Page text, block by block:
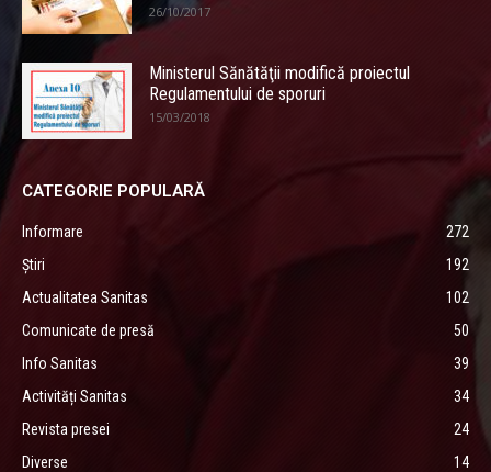
26/10/2017
Ministerul Sănătăţii modifică proiectul
Regulamentului de sporuri
15/03/2018
CATEGORIE POPULARĂ
Informare
272
Știri
192
Actualitatea Sanitas
102
Comunicate de presă
50
Info Sanitas
39
Activități Sanitas
34
Revista presei
24
Diverse
14